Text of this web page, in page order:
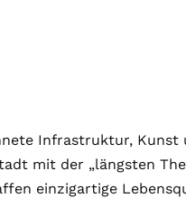
Infrastruktur,
mit der „längsten
einzigartige